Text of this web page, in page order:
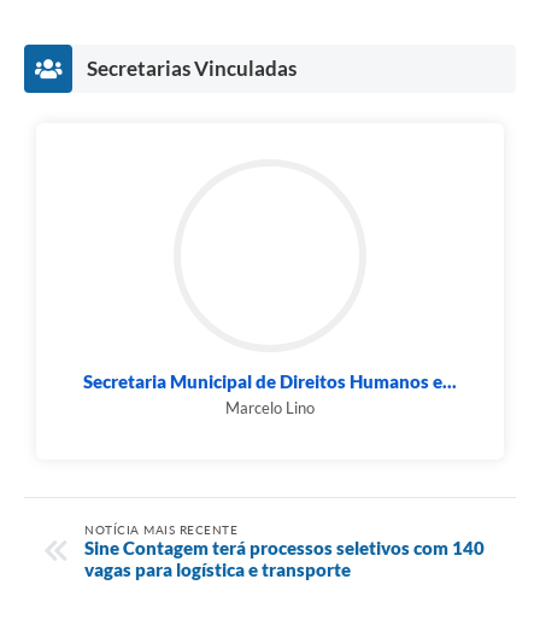
Secretarias Vinculadas
Secretaria Municipal de Direitos Humanos e...
Marcelo Lino
NOTÍCIA MAIS RECENTE
Sine Contagem terá processos seletivos com 140
vagas para logística e transporte